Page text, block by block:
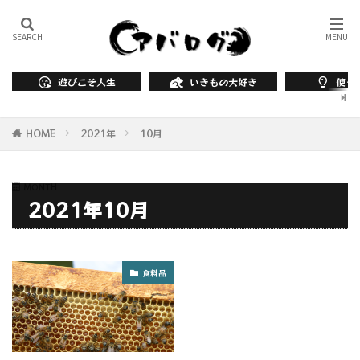
遊びこそ人生 いきもの大好き 使っ
HOME 2021年 10月
MONTH
2021年10月
食料品